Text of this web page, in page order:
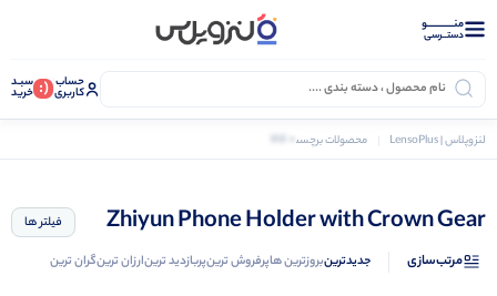
منــــــــــــو
دستــرسی
حساب
کاربری (: سبـد
خرید
لنزوپلاس | LensoPlus محصولات برچسب خورده “Zhiyun Phone Holder with Crown Gear”
Zhiyun Phone Holder with Crown Gear فیلتر ها
مرتب‌سازی جدیدترینبروزترین هاپرفروش ترینپربازدید ترینارزان ترینگران ترین